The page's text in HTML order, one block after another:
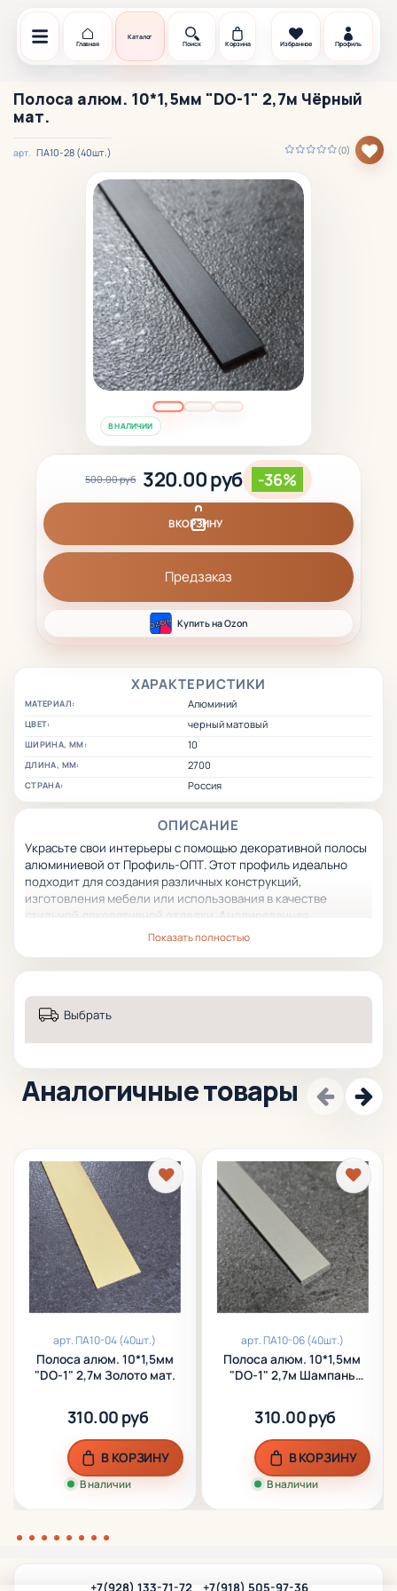
Главная
Каталог
Поиск
Корзина Избранное Профиль
Полоса алюм. 10*1,5мм "DO-1" 2,7м Чёрный
мат.
(0)
арт. ПА10-28 (40шт.)
В НАЛИЧИИ
ХАРАКТЕРИСТИКИ
МАТЕРИАЛ: Алюминий
ЦВЕТ: черный матовый
ШИРИНА, ММ: 10
ДЛИНА, ММ: 2700
СТРАНА: Россия
ОПИСАНИЕ
Украсьте свои интерьеры с помощью декоративной полосы
алюминиевой от Профиль-ОПТ. Этот профиль идеально
подходит для создания различных конструкций,
изготовления мебели или использования в качестве
стильной декоративной отделки. Анодированная
поверхность придает ему элегантный черный матовый цвет,
без перенасыщения его элементами. С его помощью вы
можете украсить стены, потолки или использовать как
Показать полностью
500.00 руб 320.00 руб -36%
В КОРЗИНУ
Предзаказ
Купить на Ozon
Выбрать
Аналогичные товары
арт.ПА10-04 (40шт.)
Полоса алюм. 10*1,5мм
"DO-1" 2,7м Золото мат.
310.00 руб
В наличии
В КОРЗИНУ
арт.ПА10-06 (40шт.)
Полоса алюм. 10*1,5мм
"DO-1" 2,7м Шампань
310.00 руб
В наличии
В КОРЗИНУ
+7(928) 133-71-72 +7(918) 505-97-36